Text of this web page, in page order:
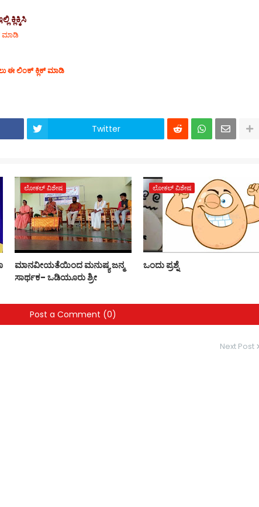
ಕ್ಲಿಕ್ಕಿಸಿ
ಮಾಡಿ
ಈ ಲಿಂಕ್ ಕ್ಲಿಕ್ ಮಾಡಿ
Twitter
ಲೋಕಲ್ ವಿಶೇಷ
ಮಾನವೀಯತೆಯಿಂದ ಮನುಷ್ಯ ಜನ್ಮ
ಸಾರ್ಥಕ- ಒಡಿಯೂರು ಶ್ರೀ
ಲೋಕಲ್ ವಿಶೇಷ
ಒಂದು ಪ್ರಶ್ನೆ
Post a Comment (0)
Next Post